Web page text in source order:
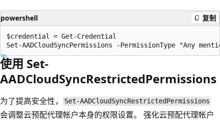
powershell 复制
$credential = Get-Credential
使用 Set-
AADCloudSyncRestrictedPermissions
为了提高安全性， Set-AADCloudSyncRestrictedPermissions
会调整云预配代理帐户本身的权限设置。 强化云预配代理帐户